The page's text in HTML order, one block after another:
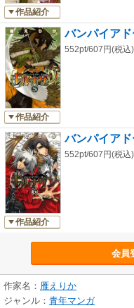
作品紹介
作品紹介
バンパイア
552pt/607円(税込)
作品紹介
バンパイア
552pt/607円(税込)
会員
作家名： 雁えりか
ジャンル： 青年マンガ